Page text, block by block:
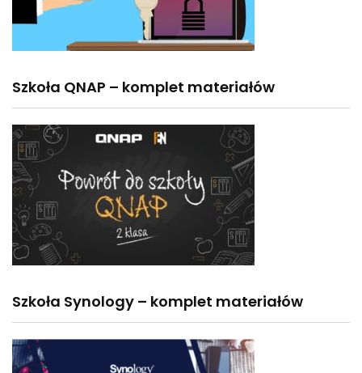
Szkoła QNAP – komplet materiałów
Szkoła Synology – komplet materiałów